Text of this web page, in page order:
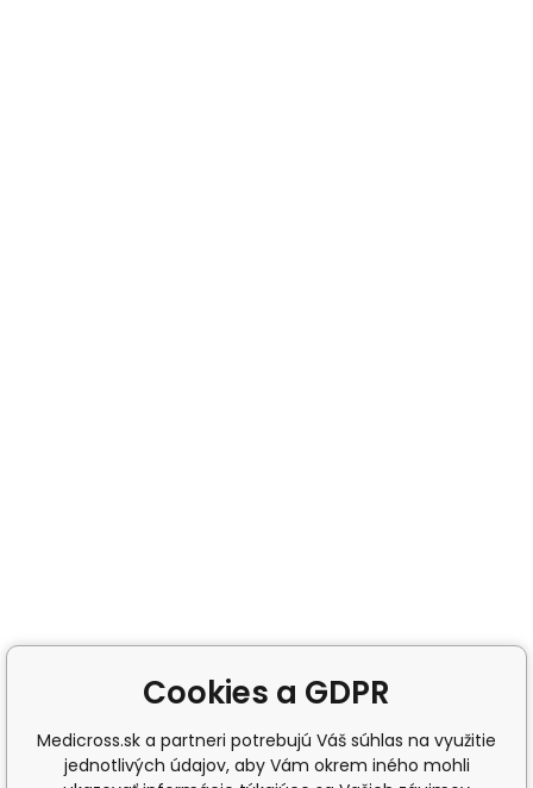
Cookies a GDPR
Medicross.sk a partneri potrebujú Váš súhlas na využitie
jednotlivých údajov, aby Vám okrem iného mohli